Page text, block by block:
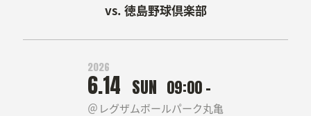
徳島野球倶楽部
2026
6.14 SUN 09:00 -
レグザムボールパーク丸亀